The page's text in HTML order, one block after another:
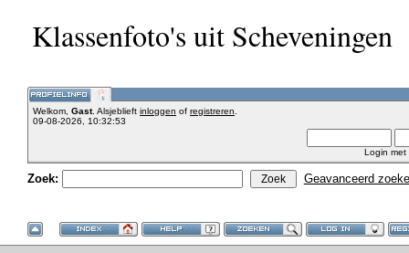
Klassenfoto's uit Scheveningen
Welkom, Gast. Alsjeblieft inloggen of registreren
09-08-2026, 10:32:53
Login met
Zoek: Geavanceerd